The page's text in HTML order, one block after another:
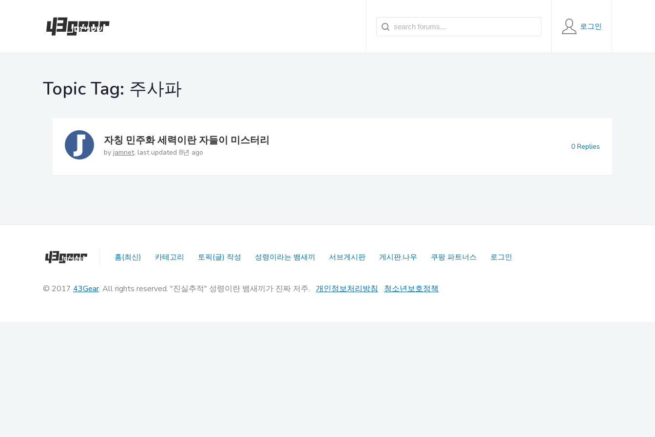
로그인
Topic Tag: 주사파
자칭 민주화 세력이란 자들이 미스터리
by jamnet last updated 8년 ago
0 Replies
홈(최신) 카테고리 토픽(글) 작성 성령이라는 뱀새끼 서브게시판 게시판.나우 쿠팡 파트너스 로그인
© 2017 43Gear. All rights reserved. "진실추적" 성령이란 뱀새끼가 진짜 저주. 개인정보처리방침 청소년보호정책